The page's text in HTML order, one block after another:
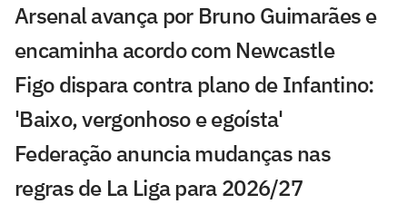
Arsenal avança por Bruno Guimarães e
encaminha acordo com Newcastle
Figo dispara contra plano de Infantino:
'Baixo, vergonhoso e egoísta'
Federação anuncia mudanças nas
regras de La Liga para 2026/27